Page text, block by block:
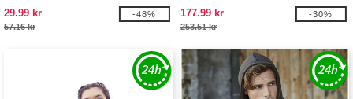
ACCESSORY POUCH
29.99 kr
57.16 kr
-48% 177.99 kr
253.51 kr
-30%